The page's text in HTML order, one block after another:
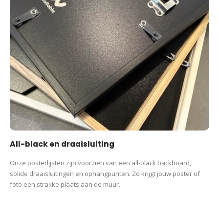
All-black en draaisluiting
Onze posterlijsten zijn voorzien van een all-black backboard,
solide draaisluitingen en ophangpunten. Zo krijgt jouw poster of
foto een strakke plaats aan de muur.